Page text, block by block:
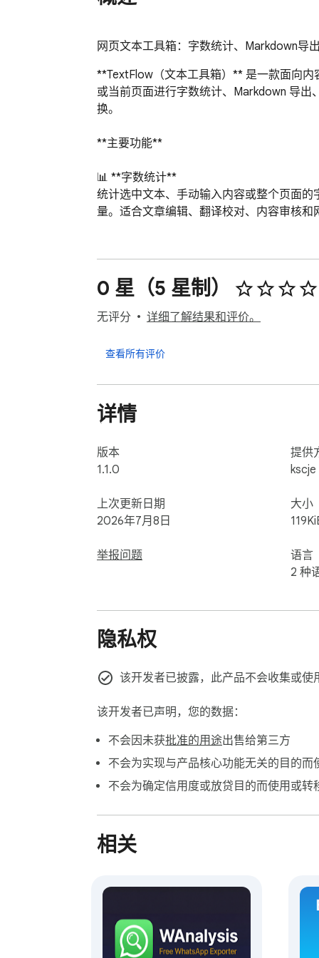
网页文本工具箱：字数统计、Markdown导
**TextFlow（文本工具箱）** 是一款面向
或当前页面进行字数统计、Markdown 导
换。
**主要功能**
📊 **字数统计**
统计选中文本、手动输入内容或整个页面
量。适合文章编辑、翻译校对、内容审核和
将选中内容或整个页面转换为 Markdown
客草稿或开发文档中。
📋 **纯文本提取**
整理引用文本。
🔖 **网页剪藏**
保存当前页面或选中的网页文本，自动保
件。适合临时收集网页资料、阅读摘录和研
📑 **去重/排序**
按行处理文本，支持去重、升序、降序、
🔤 **大小写/风格转换**
支持全大写、全小写、句首大写、单词首字
将选中文本或当前页面 URL 生成二维码，
😄 **Emoji 转换**
- **选中即用**：在网页中选中文本后打开
- **覆盖常见文本工作流**：统计、提取、
- **支持右键菜单**：可通过右键快速进行
- **中英文界面**：支持中文和 English，适
- 内容创作者：统计文章字数，保存网页素
- 学生和研究者：剪藏网页资料，提取正文
- 开发者：转换命名风格，清理列表，保存
0 星（5 星制）
无评分 详细了解结果和评价。
查看所有评价
详情
版本
1.1.0
上次更新日期
2026年7月8日
举报问题
提供
kscje
大小
语言
2 种
隐私权
该开发者已披露，此产品不会收集或
该开发者已声明，您的数据：
不会因未获批准的用途出售给第三方
不会为实现与产品核心功能无关的目的而
不会为确定信用度或放贷目的而使用或转
相关